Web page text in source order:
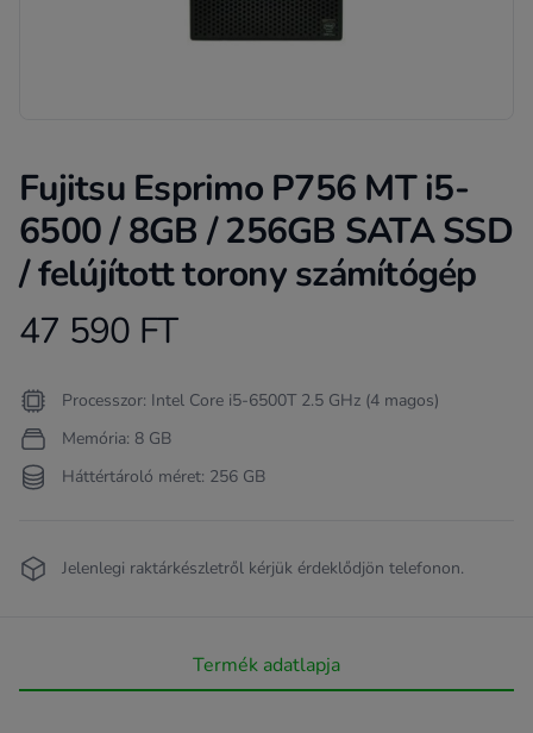
Fujitsu Esprimo P756 MT i5-
6500 / 8GB / 256GB SATA SSD
/ felújított torony számítógép
Product information
47 590 FT
Termékleírás
Processzor: Intel Core i5-6500T 2.5 GHz (4 magos)
Memória: 8 GB
Háttértároló méret: 256 GB
Jelenlegi raktárkészletről kérjük érdeklődjön telefonon.
Termék adatlapja